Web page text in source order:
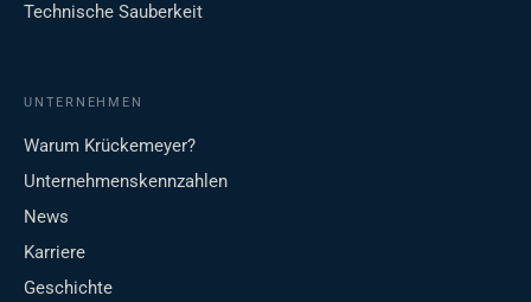
Technische Sauberkeit
UNTERNEHMEN
Warum Krückemeyer?
Unternehmenskennzahlen
News
Karriere
Geschichte